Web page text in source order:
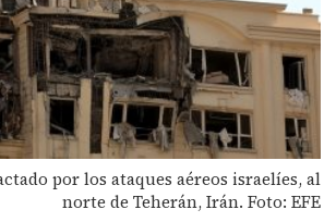
por los ataques aéreos israelíes, al
norte de Teherán, Irán. Foto: EFE